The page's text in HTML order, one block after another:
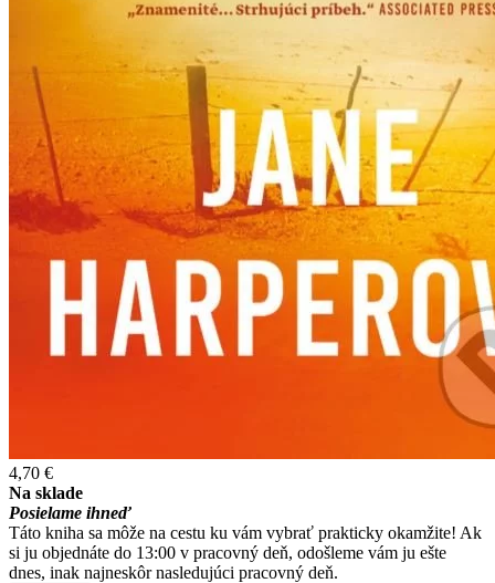
4,70 €
Na sklade
Posielame ihneď
Táto kniha sa môže na cestu ku vám vybrať prakticky okamžite! Ak
si ju objednáte do 13:00 v pracovný deň, odošleme vám ju ešte
dnes, inak najneskôr nasledujúci pracovný deň.